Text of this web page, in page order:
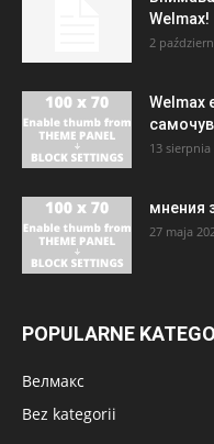
Welmax!
2
Welmax
13 sierpnia
мнения
27 maja
POPULARNE
Велмакс
Bez kategorii